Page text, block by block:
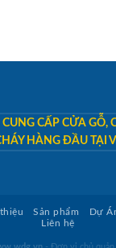
CUNG CẤP CỬA GỖ,
HÀNG ĐẦU TẠI
Sản phẩm Dự
Liên hệ